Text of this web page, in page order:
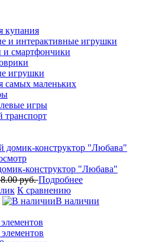
купания
и интерактивные игрушки
смартфончики
игрушки
самых маленьких
игры
конструктор "Любава"
руб.Подробнее
К сравнению
В наличии